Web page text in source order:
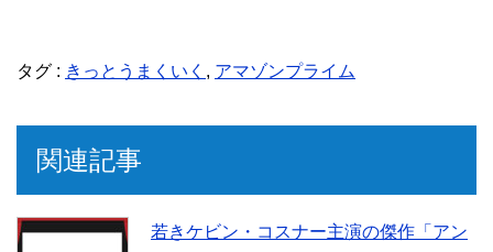
c i n
タグ : きっとうまくいく , アマゾンプライム
関連記事
若きケビン・コスナー主演の傑作「アン